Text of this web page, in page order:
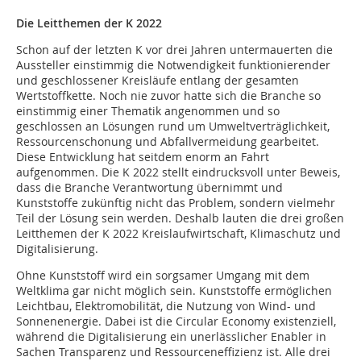
Die Leitthemen der K 2022
Schon auf der letzten K vor drei Jahren untermauerten die
Aussteller einstimmig die Notwendigkeit funktionierender
und geschlossener Kreisläufe entlang der gesamten
Wertstoffkette. Noch nie zuvor hatte sich die Branche so
einstimmig einer Thematik angenommen und so
geschlossen an Lösungen rund um Umweltverträglichkeit,
Ressourcenschonung und Abfallvermeidung gearbeitet.
Diese Entwicklung hat seitdem enorm an Fahrt
aufgenommen. Die K 2022 stellt eindrucksvoll unter Beweis,
dass die Branche Verantwortung übernimmt und
Kunststoffe zukünftig nicht das Problem, sondern vielmehr
Teil der Lösung sein werden. Deshalb lauten die drei großen
Leitthemen der K 2022 Kreislaufwirtschaft, Klimaschutz und
Digitalisierung.
Ohne Kunststoff wird ein sorgsamer Umgang mit dem
Weltklima gar nicht möglich sein. Kunststoffe ermöglichen
Leichtbau, Elektromobilität, die Nutzung von Wind- und
Sonnenenergie. Dabei ist die Circular Economy existenziell,
während die Digitalisierung ein unerlässlicher Enabler in
Sachen Transparenz und Ressourceneffizienz ist. Alle drei